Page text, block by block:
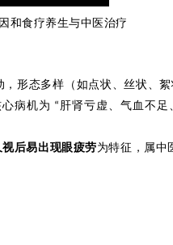
和食疗养生与中医治疗
，形态多样（如点状、丝状、
病机为 “ 肝肾亏虚、气血不
后易出现眼疲劳为特征，属中